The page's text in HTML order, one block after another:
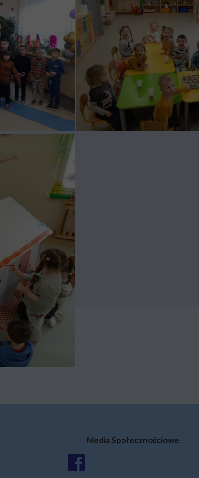
Media Społecznościowe